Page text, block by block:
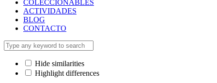
COLECCIONABLES
ACTIVIDADES
BLOG
CONTACTO
Hide similarities
Highlight differences